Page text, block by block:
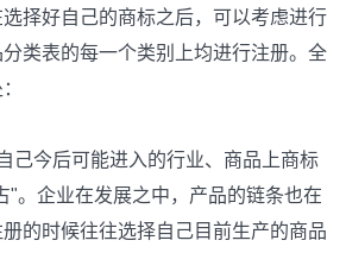
好自己的商标之后，可以考虑进行
类表的每一个类别上均进行注册。全
今后可能进入的行业、商品上商标
"。企业在发展之中，产品的链条也在
的时候往往选择自己目前生产的商品